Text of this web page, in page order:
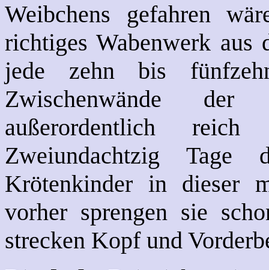
Weibchens gefahren
richtiges Wabenwerk
jede zehn bis
Zwischenwände
außerordentlich
Zweiundachtzig
Krötenkinder in dieser
vorher sprengen sie
strecken Kopf und